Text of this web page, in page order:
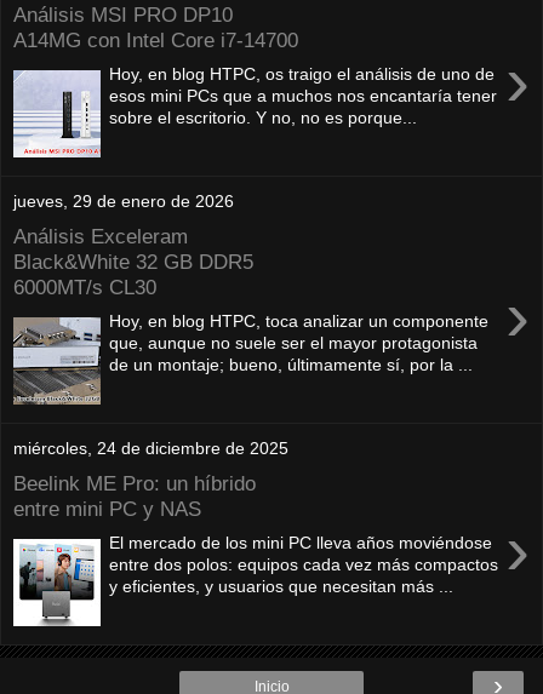
Análisis MSI PRO DP10
A14MG con Intel Core i7-14700
›
Hoy, en blog HTPC, os traigo el análisis de uno de
esos mini PCs que a muchos nos encantaría tener
sobre el escritorio. Y no, no es porque...
jueves, 29 de enero de 2026
Análisis Exceleram
Black&White 32 GB DDR5
6000MT/s CL30
›
Hoy, en blog HTPC, toca analizar un componente
que, aunque no suele ser el mayor protagonista
de un montaje; bueno, últimamente sí, por la ...
miércoles, 24 de diciembre de 2025
Beelink ME Pro: un híbrido
entre mini PC y NAS
›
El mercado de los mini PC lleva años moviéndose
entre dos polos: equipos cada vez más compactos
y eficientes, y usuarios que necesitan más ...
›
Inicio